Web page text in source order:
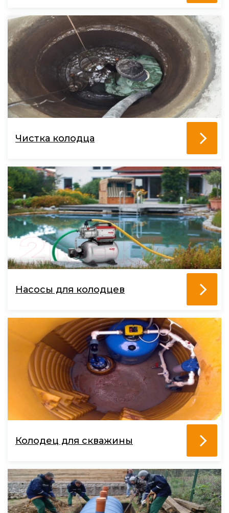
Чистка колодца
Насосы для колодцев
Колодец для скважины